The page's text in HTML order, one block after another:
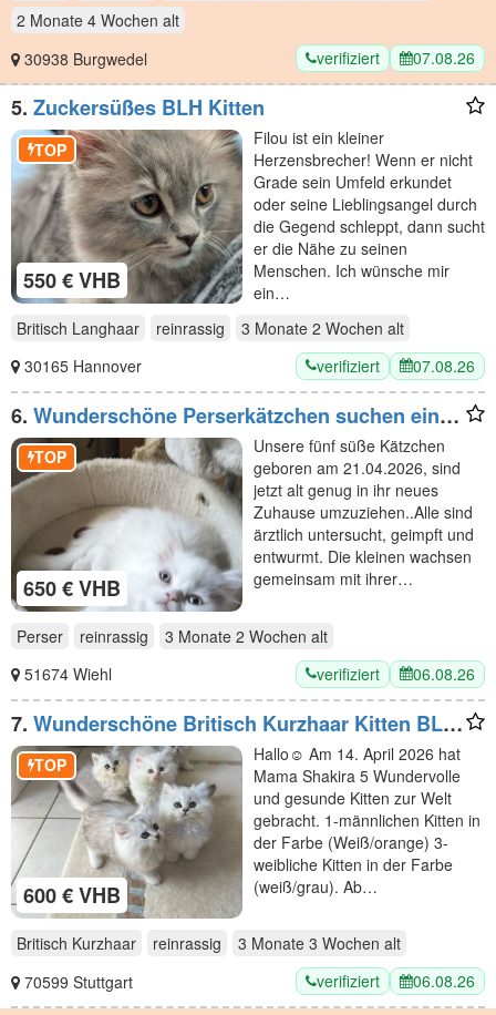
2 Monate 4 Wochen alt
30938 Burgwedel
verifiziert 07.08.26
5. Zuckersüßes BLH Kitten
550 € VHB
TOP
Filou ist ein kleiner
Herzensbrecher! Wenn er nicht
Grade sein Umfeld erkundet
oder seine Lieblingsangel durch
die Gegend schleppt, dann sucht
er die Nähe zu seinen
Menschen. Ich wünsche mir
ein…
Britisch Langhaar
reinrassig 3 Monate 2 Wochen alt
30165 Hannover
verifiziert 07.08.26
6. Wunderschöne Perserkätzchen suchen ein
neues Zuhause
650 € VHB
TOP
Unsere fünf süße Kätzchen
geboren am 21.04.2026, sind
jetzt alt genug in ihr neues
Zuhause umzuziehen..Alle sind
ärztlich untersucht, geimpft und
entwurmt. Die kleinen wachsen
gemeinsam mit ihrer…
Perser reinrassig 3 Monate 2 Wochen alt
51674 Wiehl
verifiziert 06.08.26
7. Wunderschöne Britisch Kurzhaar Kitten BLH
abzugeben
600 € VHB
TOP
Hallo☺️ Am 14. April 2026 hat
Mama Shakira 5 Wundervolle
und gesunde Kitten zur Welt
gebracht. 1-männlichen Kitten in
der Farbe (Weiß/orange) 3-
weibliche Kitten in der Farbe
(weiß/grau). Ab…
Britisch Kurzhaar reinrassig 3 Monate 3 Wochen alt
70599 Stuttgart
verifiziert 06.08.26